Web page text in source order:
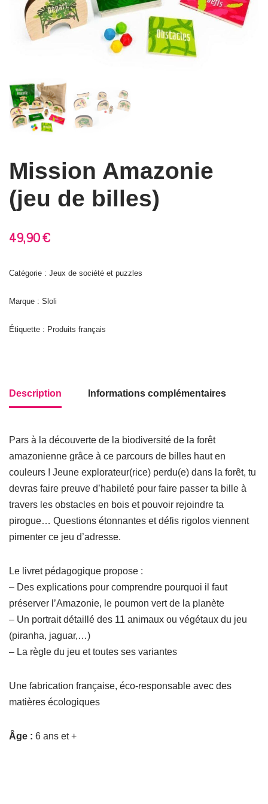
Mission Amazonie
(jeu de billes)
49,90€
Catégorie : Jeux de société et puzzles
Marque : Sloli
Étiquette : Produits français
Description Informations complémentaires
Pars à la découverte de la biodiversité de la forêt
amazonienne grâce à ce parcours de billes haut en
couleurs ! Jeune explorateur(rice) perdu(e) dans la forêt, tu
devras faire preuve d’habileté pour faire passer ta bille à
travers les obstacles en bois et pouvoir rejoindre ta
pirogue… Questions étonnantes et défis rigolos viennent
pimenter ce jeu d’adresse.
Le livret pédagogique propose :
– Des explications pour comprendre pourquoi il faut
préserver l’Amazonie, le poumon vert de la planète
– Un portrait détaillé des 11 animaux ou végétaux du jeu
(piranha, jaguar,…)
– La règle du jeu et toutes ses variantes
Une fabrication française, éco-responsable avec des
matières écologiques
Âge : 6 ans et +